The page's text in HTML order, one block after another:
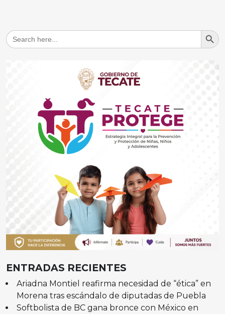
Search
for:
Search
ENTRADAS RECIENTES
Ariadna Montiel reafirma necesidad de “ética” en
Morena tras escándalo de diputadas de Puebla
Softbolista de BC gana bronce con México en